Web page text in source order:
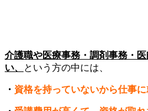
介護職や医療事務・調剤事務・
い、
という方の中には、
・ 資格を持っていないから仕事